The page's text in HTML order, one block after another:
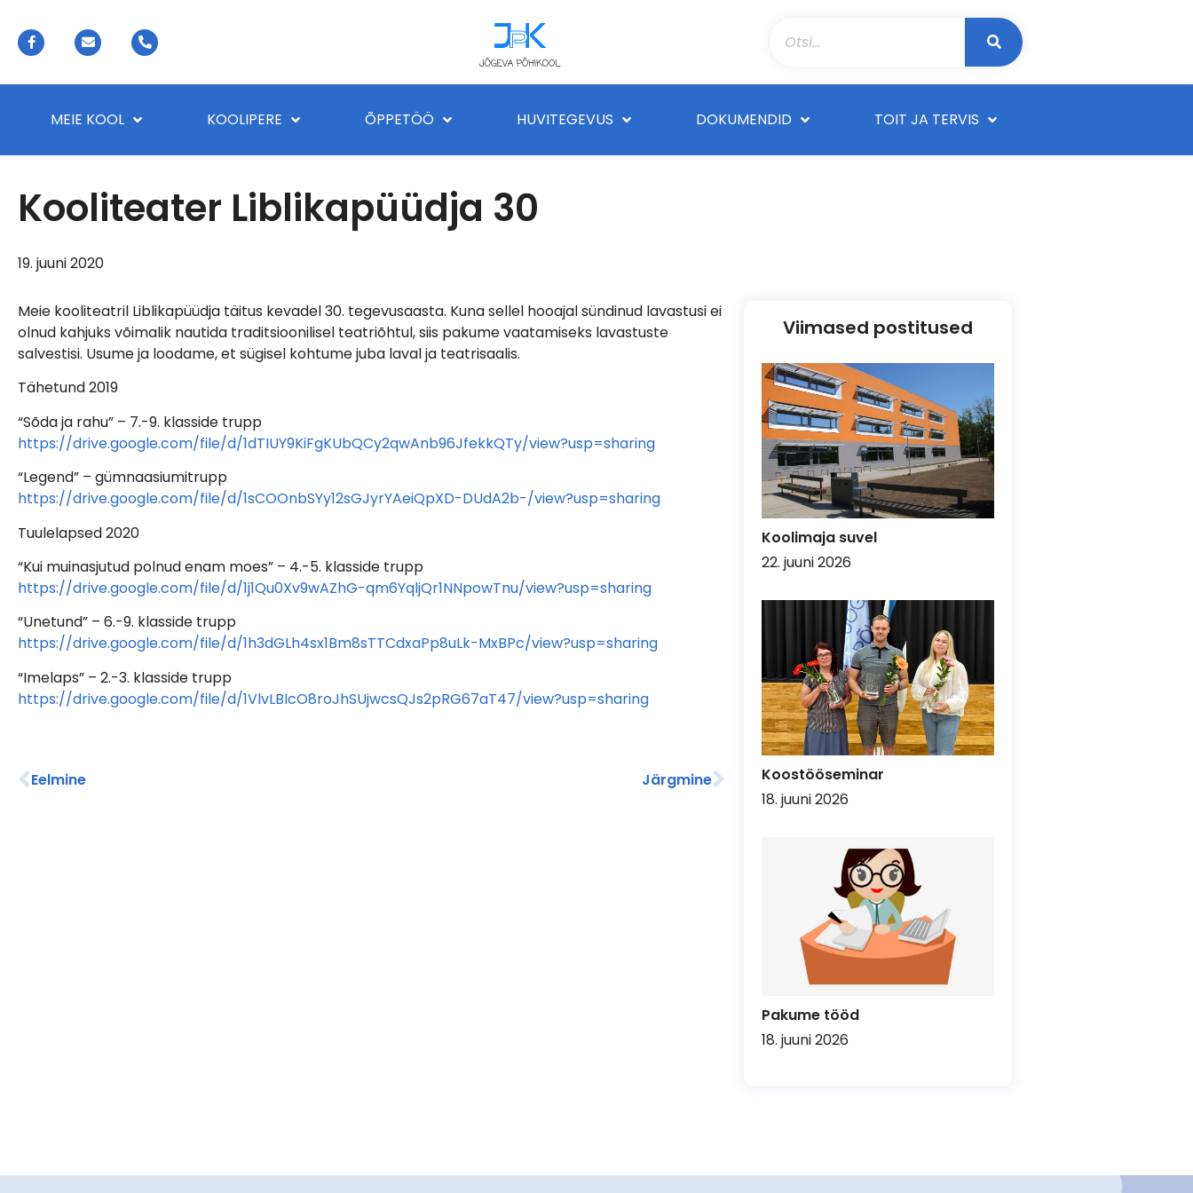
MEIE KOOL KOOLIPERE ÕPPETÖÖ HUVITEGEVUS DOKUMENDID TOIT JA TERVIS
Kooliteater Liblikapüüdja 30
19. juuni 2020
Meie kooliteatril Liblikapüüdja täitus kevadel 30. tegevusaasta. Kuna sellel hooajal sündinud lavastusi ei
olnud kahjuks võimalik nautida traditsioonilisel teatriõhtul, siis pakume vaatamiseks lavastuste
salvestisi. Usume ja loodame, et sügisel kohtume juba laval ja teatrisaalis.
Tähetund 2019
“Sõda ja rahu” – 7.-9. klasside trupp
https://drive.google.com/file/d/1dTIUY9KiFgKUbQCy2qwAnb96JfekkQTy/view?usp=sharing
“Legend” – gümnaasiumitrupp
https://drive.google.com/file/d/1sCOOnbSYy12sGJyrYAeiQpXD-DUdA2b-/view?usp=sharing
Tuulelapsed 2020
“Kui muinasjutud polnud enam moes” – 4.-5. klasside trupp
https://drive.google.com/file/d/1j1Qu0Xv9wAZhG-qm6YqljQr1NNpowTnu/view?usp=sharing
“Unetund” – 6.-9. klasside trupp
https://drive.google.com/file/d/1h3dGLh4sx1Bm8sTTCdxaPp8uLk-MxBPc/view?usp=sharing
“Imelaps” – 2.-3. klasside trupp
https://drive.google.com/file/d/1VlvLBIcO8roJhSUjwcsQJs2pRG67aT47/view?usp=sharing
Eelmine Järgmine
Viimased postitused
Koolimaja suvel
22. juuni 2026
Koostööseminar
18. juuni 2026
Pakume tööd
18. juuni 2026